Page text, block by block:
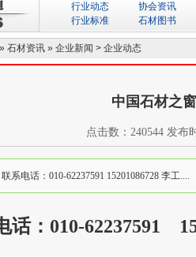
行业动态 协会资讯
行业标准
石材图书
» 石材资讯 » 企业新闻 > 企业动态
中国石材之
点击数： 240544发布
联系电话：010-62237591 15201086728 李工....
话：010-62237591